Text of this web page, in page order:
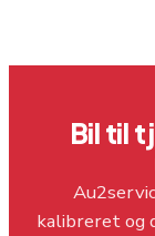
Bil til
kalibreret og